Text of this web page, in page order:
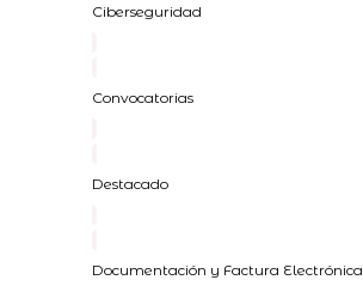
Ciberseguridad
Convocatorias
Destacado
Documentación y Factura Electrónica